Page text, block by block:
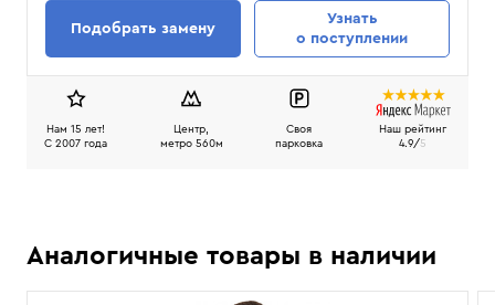
Подобрать замену
Узнать
о поступлении
Нам 15 лет!
C 2007 года
Центр,
метро 560м
Своя
парковка
Наш рейтинг
4.9/5
Аналогичные товары в наличии